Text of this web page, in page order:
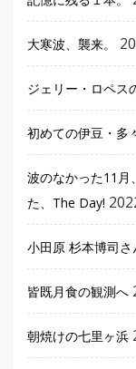
大寒波、襲来。
ジェリー・ロペス
初めての伊豆・多
波のなかった11月
た、The Day!
小田原 杉本博司
皆既月食の観測へ
朝焼けの七里ヶ浜